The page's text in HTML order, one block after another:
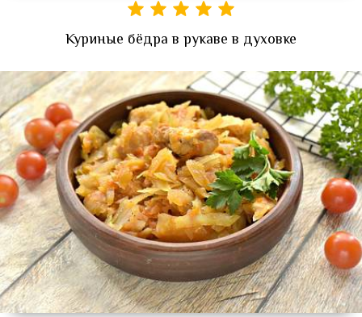
Куриные бёдра в рукаве в духовке